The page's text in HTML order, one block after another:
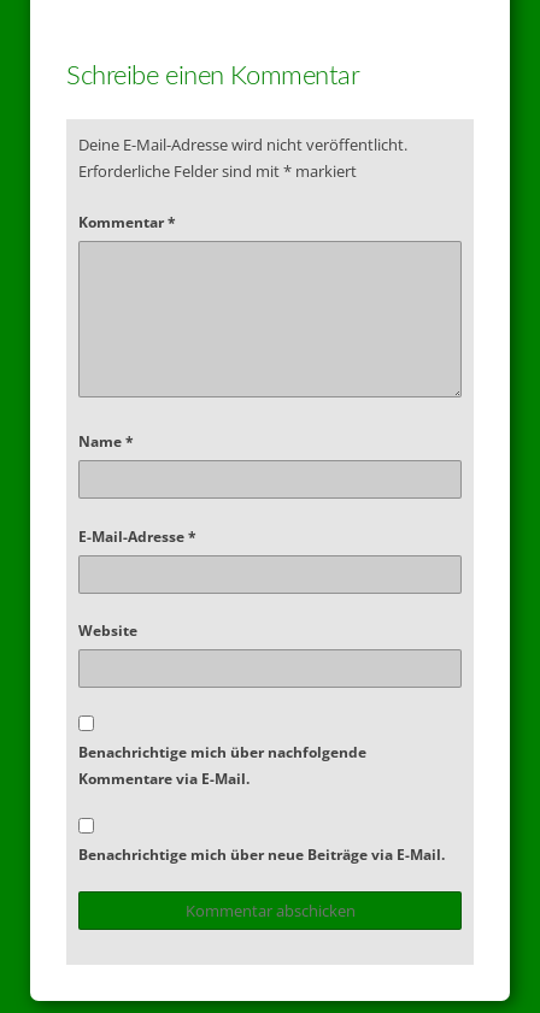
Schreibe einen Kommentar
Deine E-Mail-Adresse wird nicht veröffentlicht.
Erforderliche Felder sind mit* markiert
Kommentar*
Name*
E-Mail-Adresse*
Website
Benachrichtige mich über nachfolgende
Kommentare via E-Mail.
Benachrichtige mich über neue Beiträge via E-Mail.